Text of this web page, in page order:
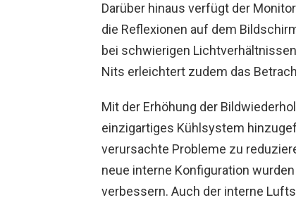
Darüber hinaus verfügt der
die Reflexionen auf dem
bei schwierigen
Nits erleichtert zudem das
Mit der Erhöhung der
einzigartiges Kühlsystem
verursachte Probleme zu
neue interne Konfiguration
verbessern. Auch der interne